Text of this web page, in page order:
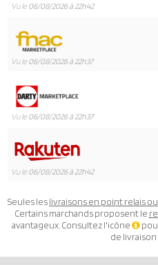
Vu le06/08/2026 à 22h42
Vu le06/08/2026 à 22h37
Vu le06/08/2026 à 22h37
Vu le06/08/2026 à 22h42
Seules leslivraisons en point relais
Certains marchands proposent le
avantageux. Consultez l'icône
de